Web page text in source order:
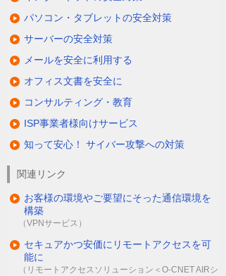
パソコン・タブレットの安全対策
サーバーの安全対策
メールを安全に利用する
オフィス文書を安全に
コンサルティング・教育
ISP事業者様向けサービス
知って安心！ サイバー攻撃への対策
関連リンク
お客様の環境やご要望にそった通信環境を
構築
（VPNサービス）
セキュアかつ安価にリモートアクセスを可
能に
（リモートアクセスソリューション＜O-CNET AIRシ